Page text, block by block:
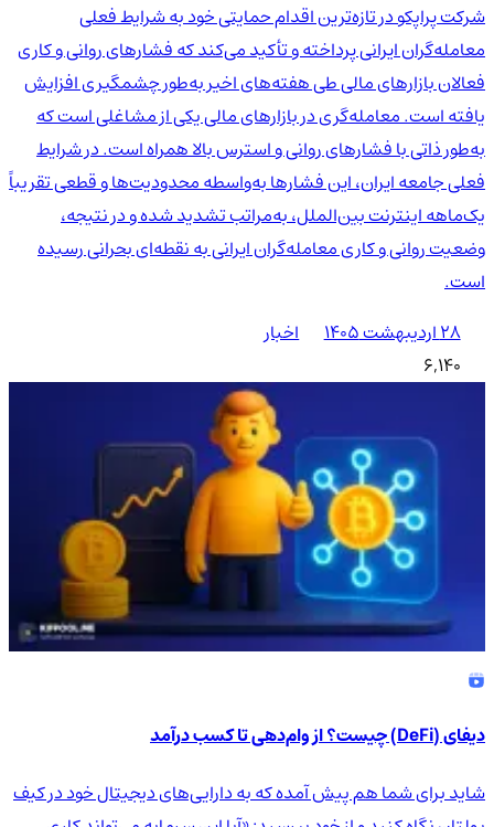
شرکت پراپکو در تازه‌ترین اقدام حمایتی خود به شرایط فعلی
معامله‌گران ایرانی پرداخته و تأکید می‌کند که فشارهای روانی و کاری
فعالان بازارهای مالی طی هفته‌های اخیر به‌طور چشمگیری افزایش
یافته است. معامله‌گری در بازارهای مالی یکی از مشاغلی است که
به‌طور ذاتی با فشارهای روانی و استرس بالا همراه است. در شرایط
فعلی جامعه ایران، این فشارها به‌واسطه محدودیت‌ها و قطعی تقریباً
یک‌ماهه اینترنت بین‌الملل، به‌مراتب تشدید شده و در نتیجه،
وضعیت روانی و کاری معامله‌گران ایرانی به نقطه‌ای بحرانی رسیده
است.
۲۸ اردیبهشت ۱۴۰۵
اخبار
6,140
دیفای (DeFi) چیست؟ از وام‌دهی تا کسب درآمد
شاید برای شما هم پیش آمده که به دارایی‌های دیجیتال خود در کیف